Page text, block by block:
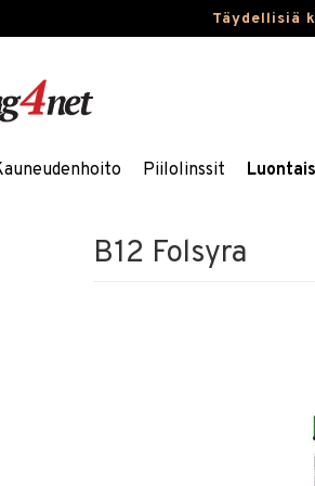
Täydellisiä
Piilolinssit
B12 Folsyra